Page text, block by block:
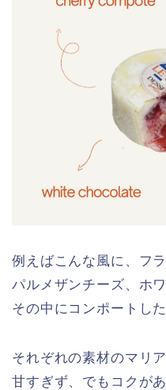
例えばこんな風に、フ
パルメザンチーズ、ホ
その中にコンポートし
それぞれの素材のマリ
甘すぎず、でもコクが